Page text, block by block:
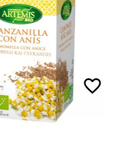
favorite_border